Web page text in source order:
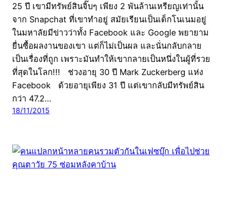
25 ปี เขามีทรัพย์สินจิ๊บๆ เพียง 2 พันล้านเหรียญเท่านั้น
จาก Snapchat ที่เขาทำอยู่ สมัยเรียนเป็นเด็กโนเนมอยู่
ในมหาลัยมีข่าวว่าทั้ง Facebook และ Google พยายาม
ยื่นซื้อผลงานของเขา แต่ก็ไม่เป็นผล และนั่นกลับกลาย
เป็นเรื่องที่ถูก เพราะมันทำให้เขากลายเป็นหนึ่งในผู้ที่รวย
ที่สุดในโลก!!! ช่วงอายุ 30 ปี Mark Zuckerberg แห่ง
Facebook ด้วยอายุเพียง 31 ปี แต่เขากลับมีทรัพย์สิน
กว่า 47.2…
18/11/2015